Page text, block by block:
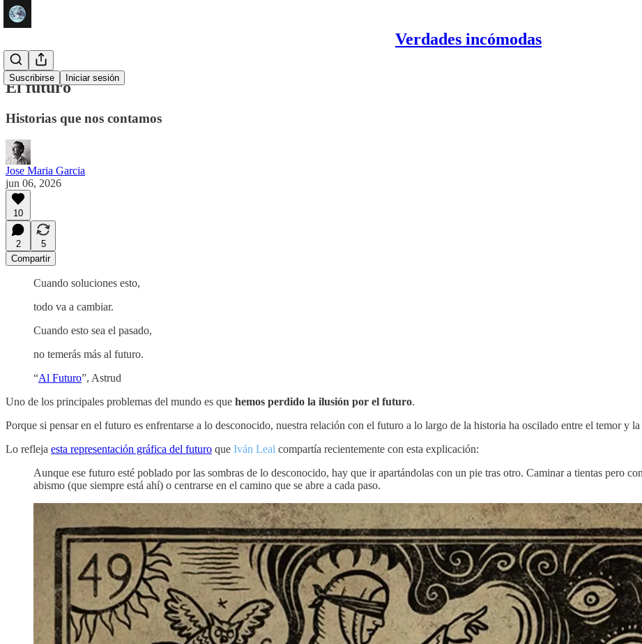
Verdades incómodas
Suscribirse Iniciar sesión
El futuro
Historias que nos contamos
Jose Maria Garcia
jun 06, 2026
10
2
5
Compartir
Cuando soluciones esto,
todo va a cambiar.
Cuando esto sea el pasado,
no temerás más al futuro.
“Al Futuro”, Astrud
Uno de los principales problemas del mundo es que hemos perdido la ilusión por el futuro.
Porque si pensar en el futuro es enfrentarse a lo desconocido, nuestra relación con el futuro a lo largo de la historia ha oscilado entre el temor y
Lo refleja esta representación gráfica del futuro que Iván Leal compartía recientemente con esta explicación:
Aunque ese futuro esté poblado por las sombras de lo desconocido, hay que ir apartándolas con un pie tras otro. Caminar a tientas pero
abismo (que siempre está ahí) o centrarse en el camino que se abre a cada paso.